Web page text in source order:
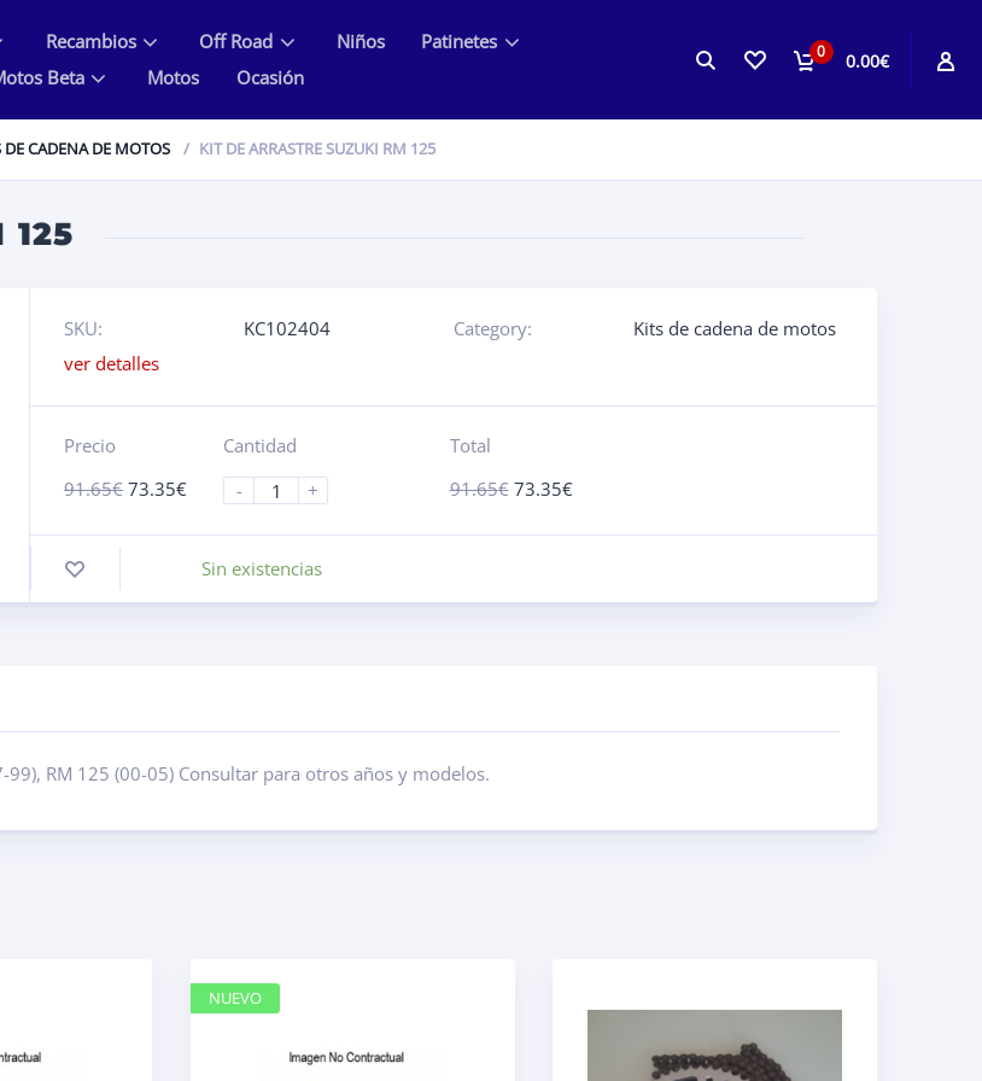
0 0.00€
Recambios Off Road Niños
Patinetes
Beta
Motos Ocasión
DE CADENA DE MOTOS KIT DE ARRASTRE SUZUKI RM 125
125
SKU: KC102404 Category:
Kits de cadena de motos
ver detalles
Precio
91.65€ 73.35€
Cantidad
-
+
Total
91.65€ 73.35€
Sin existencias
RM 125 (00-05) Consultar para otros años y modelos.
NUEVO